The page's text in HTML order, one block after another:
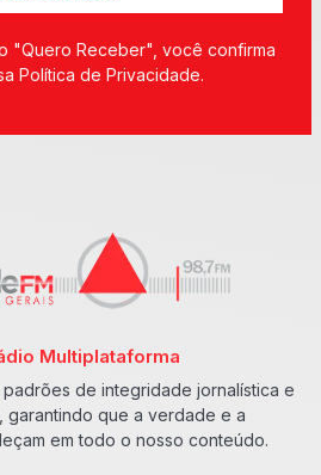
"Quero Receber", você confirma
Política de Privacidade.
Multiplataforma
padrões de integridade jornalística e
garantindo que a verdade e a
em todo o nosso conteúdo.